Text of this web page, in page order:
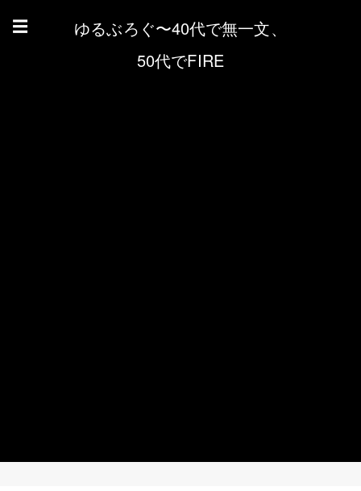
☰
ゆるぶろぐ〜40代で無一文、
50代でFIRE